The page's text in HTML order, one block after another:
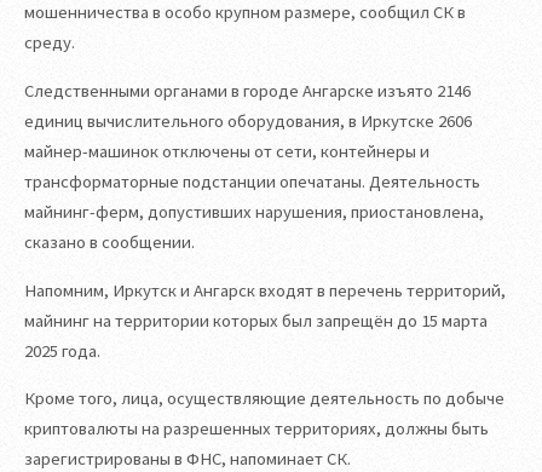
мошенничества в особо крупном размере, сообщил СК в
среду.
Следственными органами в городе Ангарске изъято 2146
единиц вычислительного оборудования, в Иркутске 2606
майнер-машинок отключены от сети, контейнеры и
трансформаторные подстанции опечатаны. Деятельность
майнинг-ферм, допустивших нарушения, приостановлена,
сказано в сообщении.
Напомним, Иркутск и Ангарск входят в перечень территорий,
майнинг на территории которых был запрещён до 15 марта
2025 года.
Кроме того, лица, осуществляющие деятельность по добыче
криптовалюты на разрешенных территориях, должны быть
зарегистрированы в ФНС, напоминает СК.